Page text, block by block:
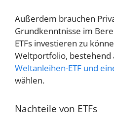
Außerdem brauchen
Grundkenntnisse im
ETFs investieren zu
Weltportfolio, bestehend
Weltanleihen-ETF und
wählen.
Nachteile von ETFs